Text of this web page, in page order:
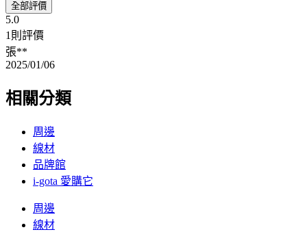
全部評價
5.0
1則評價
張**
2025/01/06
相關分類
周邊
線材
品牌館
i-gota 愛購它
周邊
線材